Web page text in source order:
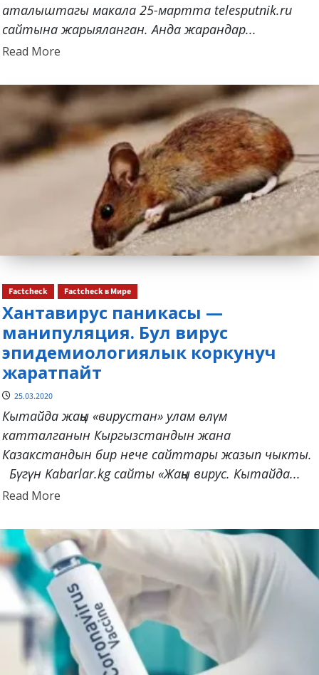
аталыштагы макала 25-мартта telesputnik.ru
сайтына жарыяланган. Анда жарандар...
Read MoreRead
about
Factcheck Factcheck в Мире
Хантавирус паникасы —
манипуляция. Бул вирус
эпидемиологиялык коркунуч
жаратпайт
25.03.2020
Кытайда жаңы «вирустан» улам өлүм
катталганын Кыргызстандын жана
Казакстандын бир нече сайттары жазып чыкты.
Бүгүн Kabarlar.kg сайты «Жаңы вирус. Кытайда...
Read MoreRead
about